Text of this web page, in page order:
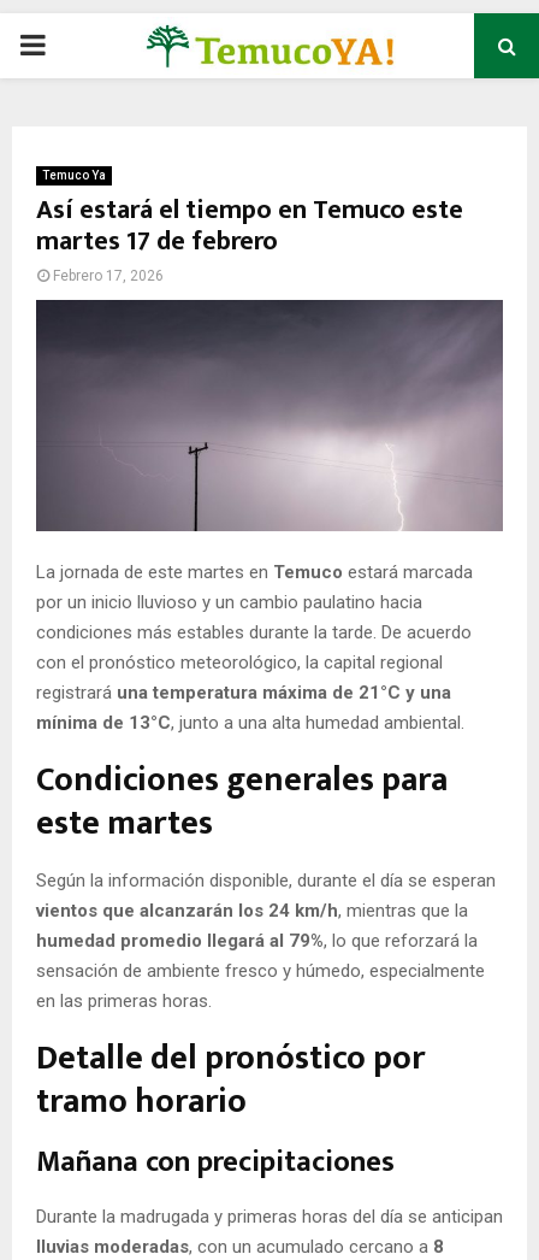
P
M
A
E
N
U
Temuco Ya
Así estará el tiempo en Temuco este
martes 17 de febrero
Febrero 17, 2026
La jornada de este martes en Temuco estará marcada
por un inicio lluvioso y un cambio paulatino hacia
condiciones más estables durante la tarde. De acuerdo
con el pronóstico meteorológico, la capital regional
registrará una temperatura máxima de 21°C y una
mínima de 13°C, junto a una alta humedad ambiental.
Condiciones generales para
este martes
Según la información disponible, durante el día se esperan
vientos que alcanzarán los 24 km/h, mientras que la
humedad promedio llegará al 79%, lo que reforzará la
sensación de ambiente fresco y húmedo, especialmente
en las primeras horas.
Detalle del pronóstico por
tramo horario
Mañana con precipitaciones
Durante la madrugada y primeras horas del día se anticipan
lluvias moderadas, con un acumulado cercano a 8